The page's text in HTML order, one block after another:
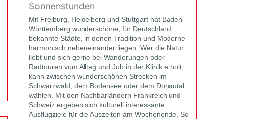
Sonnenstunden
Mit Freiburg, Heidelberg und Stuttgart hat Baden-
Württemberg wunderschöne, für Deutschland
bekannte Städte, in denen Tradition und Moderne
harmonisch nebeneinander liegen. Wer die Natur
liebt und sich gerne bei Wanderungen oder
Radtouren vom Alltag und Job in der Klinik erholt,
kann zwischen wunderschönen Strecken im
Schwarzwald, dem Bodensee oder dem Donautal
wählen. Mit den Nachbarländern Frankreich und
Schweiz ergeben sich kulturell interessante
Ausflugziele für die Auszeiten am Wochenende. So